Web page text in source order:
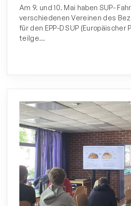
Am 9. und 10. Mai haben SUP-
verschiedenen Vereinen des
für den EPP-D SUP (Europäischer
teilge…